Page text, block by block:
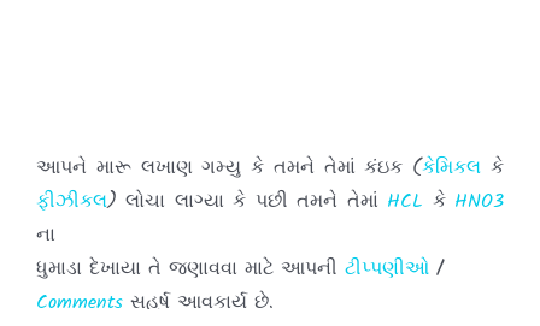
આપને મારૂ લખાણ ગમ્યુ કે તમને તેમાં કંઇક (કેમિકલ કે
ફીઝીકલ) લોચા લાગ્યા કે પછી તમને તેમાં HCL કે HNO3
ના
ધુમાડા દેખાયા તે જણાવવા માટે આપની ટીપ્પણીઓ /
Comments
સહર્ષ આવકાર્ય છે.